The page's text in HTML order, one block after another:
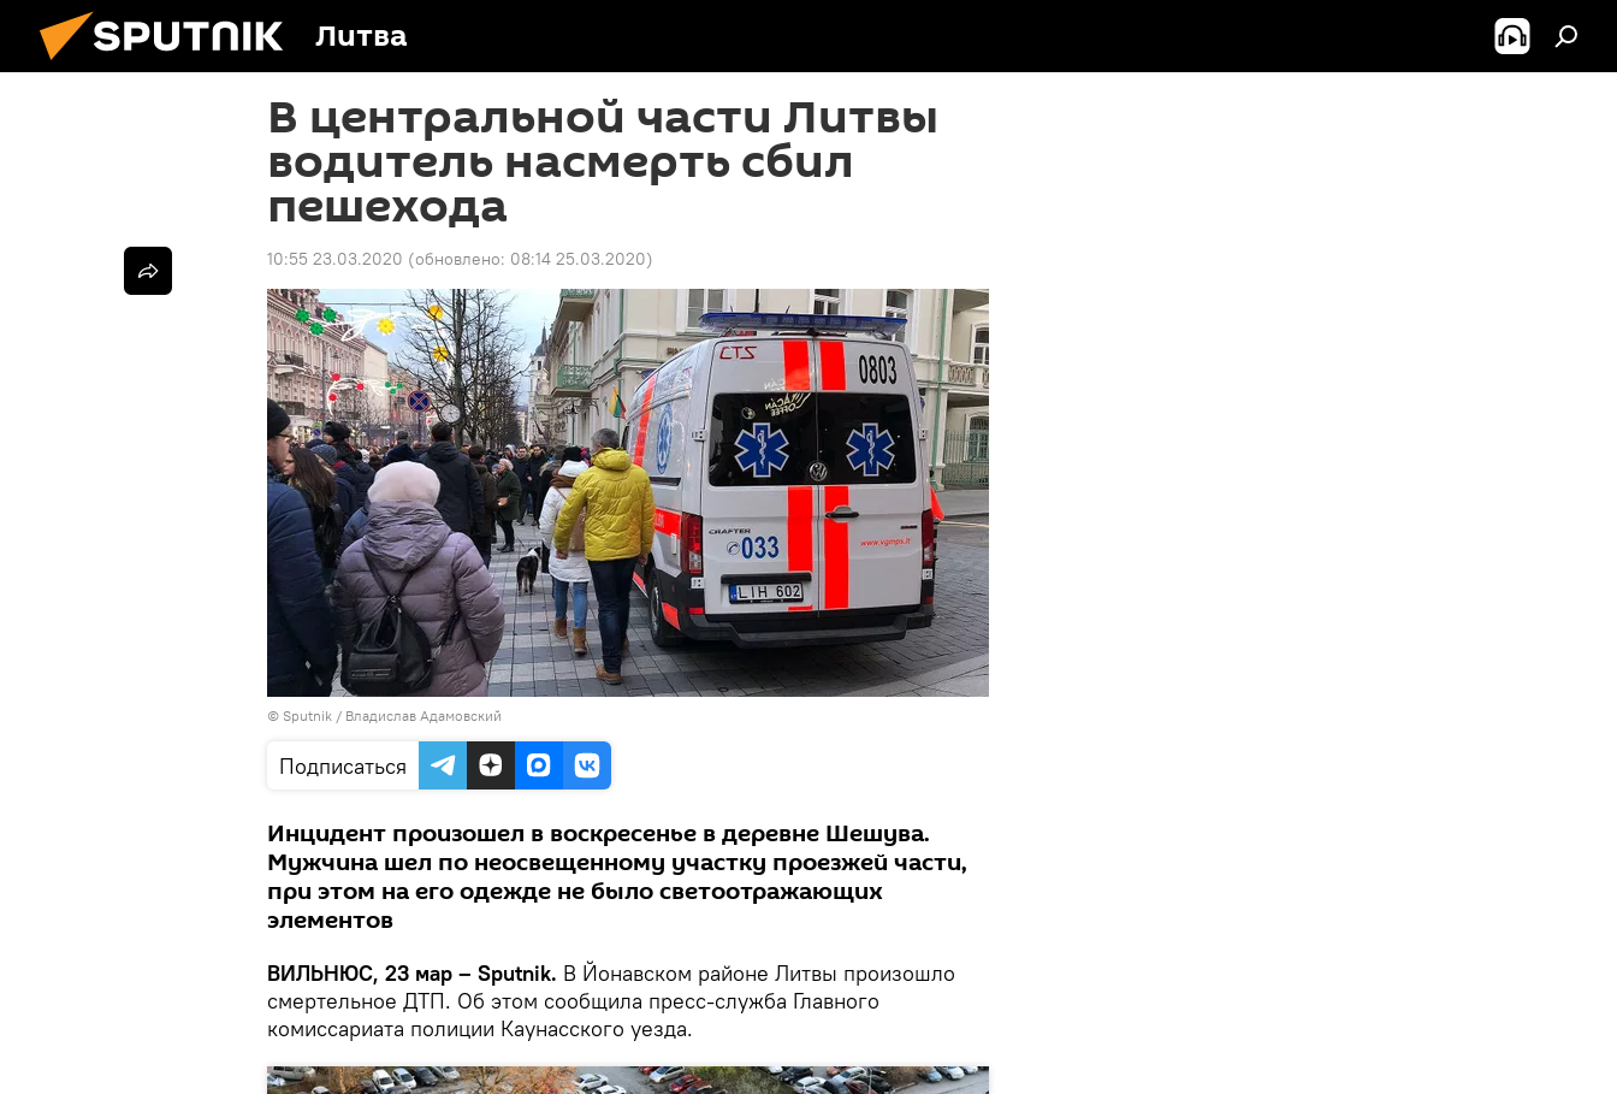
Литва
В центральной части Литвы
водитель насмерть сбил
пешехода
10:55 23.03.2020 (обновлено: 08:14 25.03.2020)
© Sputnik / Владислав Адамовский
Подписаться
Инцидент произошел в воскресенье в деревне Шешува.
Мужчина шел по неосвещенному участку проезжей части,
при этом на его одежде не было светоотражающих
элементов
ВИЛЬНЮС, 23 мар – Sputnik. В Йонавском районе Литвы произошло
смертельное ДТП. Об этом сообщила пресс-служба Главного
комиссариата полиции Каунасского уезда.